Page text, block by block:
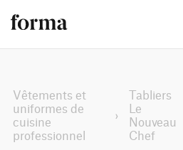
Vêtements et
uniformes de
cuisine
professionnel
›
Tabliers
Le
Nouveau
Chef